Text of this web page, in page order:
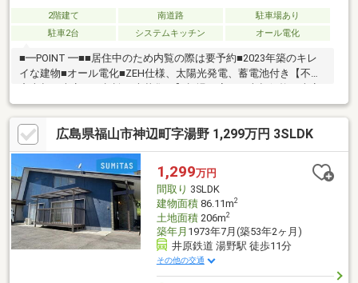
2階建て 南道路
駐車場あり
駐車2台
システムキッチン オール電化
■━POINT ━■■居住中のため内覧の際は要予約■2023年築のキレ
イな建物■オール電化■ZEH仕様、太陽光発電、蓄電池付き【不動
はもちろん、お客さまのご要望やお悩みをお聞かせいただくこと
により、よりよい売却方法をご提案いたします。ご自宅の資産価
値を査定されたい方、住宅ローンのご相談など、売却にまつわる
様々なお悩みにお応えいたします。お気軽にご相談ください。
広島県福山市神辺町字湯野 1,299万円 3SLDK
1,299万円
間取り 3SLDK
建物面積86.11m2
土地面積206m2
築年月 1973年7月(築53年2ヶ月)
井原鉄道 湯野駅 徒歩11分
その他の交通